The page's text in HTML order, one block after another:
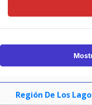
Región De Los